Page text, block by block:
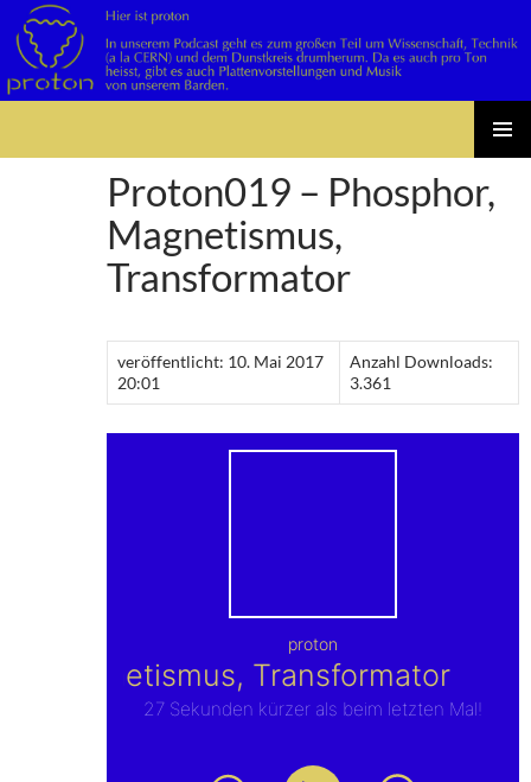
MENÜ
Proton019 – Phosphor,
Magnetismus,
Transformator
veröffentlicht: 10. Mai 2017
20:01
Anzahl Downloads:
3.361